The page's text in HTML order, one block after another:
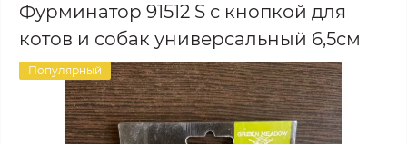
Фурминатор 91512 S с кнопкой для
котов и собак универсальный 6,5см
Популярный